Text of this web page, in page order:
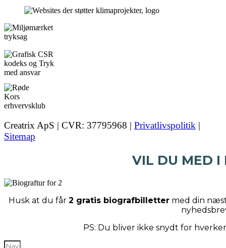
Creatrix ApS | CVR: 37795968 | Privatlivspolitik |
Sitemap
VIL DU MED I
Husk at du får 2 gratis biografbillettermed din
PS: Du bliver ikke snydt for